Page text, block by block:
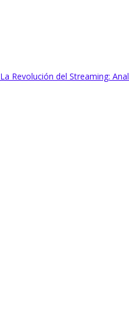
La Revolución del Streaming: